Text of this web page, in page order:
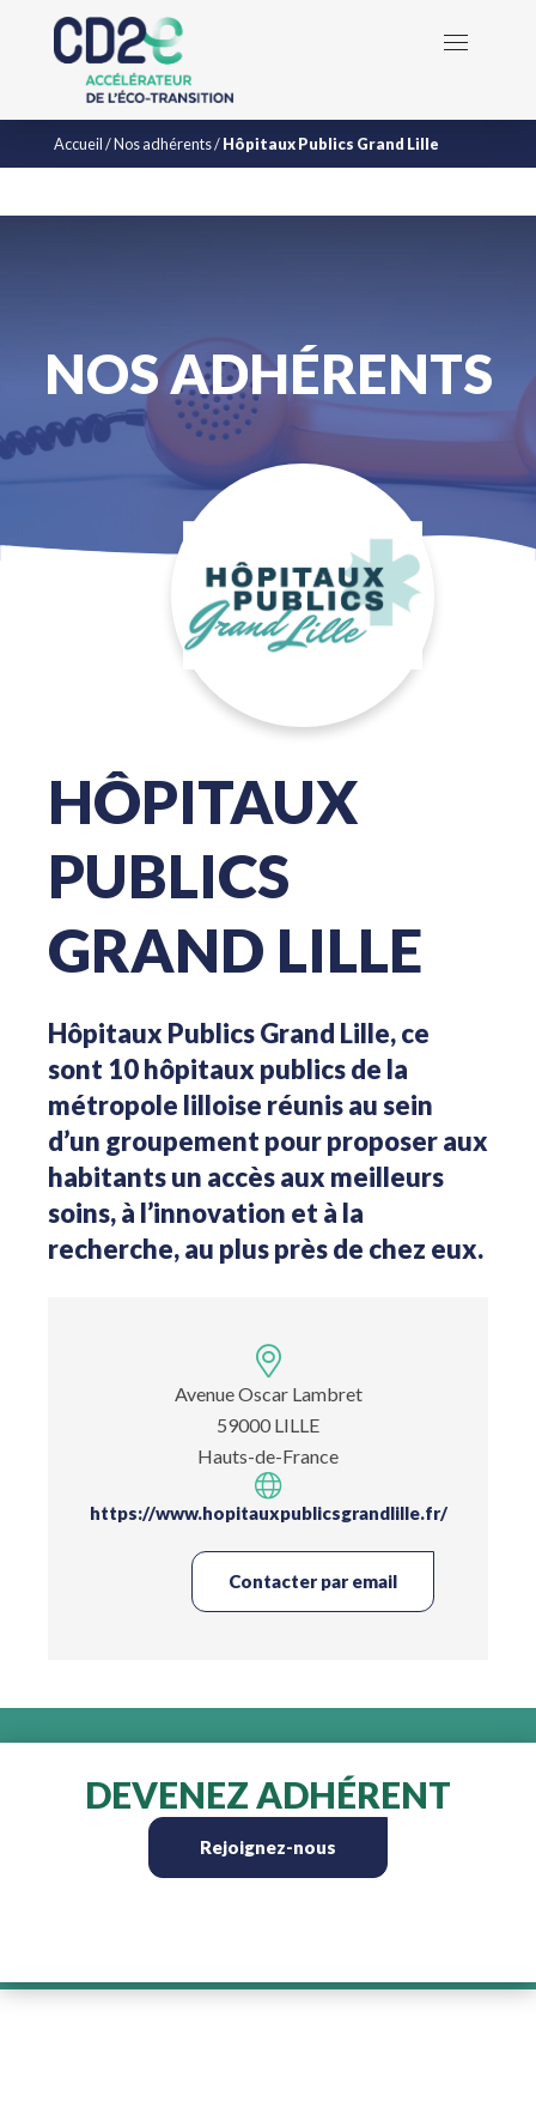
Accueil/Nos adhérents/Hôpitaux Publics Grand Lille
NOS ADHÉRENTS
HÔPITAUX
PUBLICS
GRAND LILLE
Hôpitaux Publics Grand Lille, ce
sont 10 hôpitaux publics de la
métropole lilloise réunis au sein
d’un groupement pour proposer aux
habitants un accès aux meilleurs
soins, à l’innovation et à la
recherche, au plus près de chez eux.
Avenue Oscar Lambret
59000 LILLE
Hauts-de-France
https://www.hopitauxpublicsgrandlille.fr/
Contacter par email
DEVENEZ ADHÉRENT
Rejoignez-nous